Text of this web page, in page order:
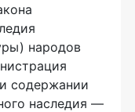
народов
содержании
наследия —